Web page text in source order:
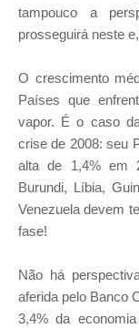
tampouco a
prosseguirá neste
O crescimento
Países que
vapor. É o caso
crise de 2008: seu
alta de 1,4% em
Burundi, Líbia,
Venezuela devem
fase!
Não há
aferida pelo Banco
3,4% da